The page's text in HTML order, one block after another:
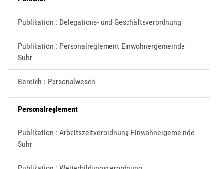
Publikation : Delegations- und Geschäftsverordnung
Publikation : Personalreglement Einwohnergemeinde
Suhr
Bereich : Personalwesen
Personalreglement
Publikation : Arbeitszeitverordnung Einwohnergemeinde
Suhr